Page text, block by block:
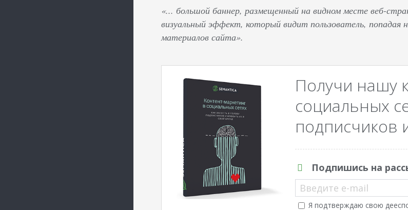
«... большой баннер, размещенный на видном месте веб-
визуальный эффект, который видит пользователь,
материалов сайта».
Получи нашу
социальных
подписчиков
Подпишись на
Введите e-mail
Я подтверждаю свою